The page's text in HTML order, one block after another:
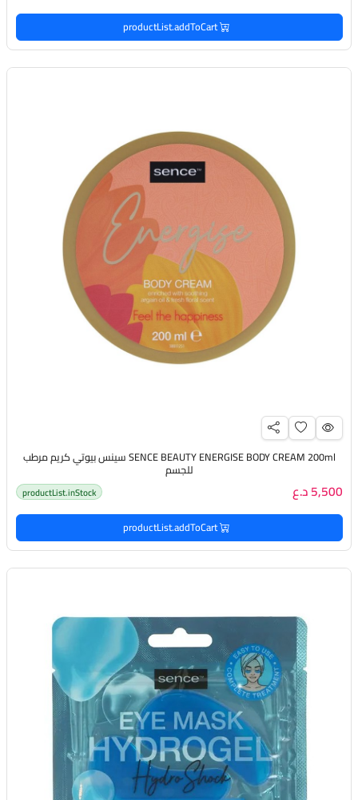
productList.addToCart
SENCE BEAUTY ENERGISE BODY CREAM 200ml سينس بيوتي كريم مرطب
للجسم
5,500 د.ع productList.inStock
productList.addToCart